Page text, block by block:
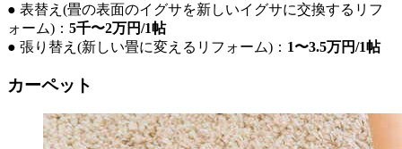
● 表替え(畳の表面のイグサを新しいイグサに交換するリフ
ォーム)： 5千〜2万円/1帖
● 張り替え(新しい畳に変えるリフォーム)： 1〜3.5万円/1帖
カーペット